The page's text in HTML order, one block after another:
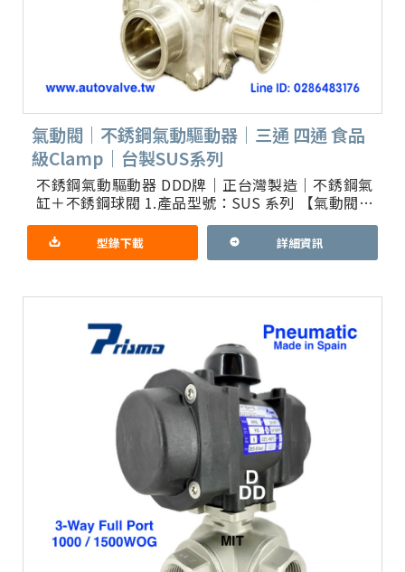
氣動閥｜不銹鋼氣動驅動器｜三通 四通 食品
級Clamp｜台製SUS系列
不銹鋼氣動驅動器 DDD牌｜正台灣製造｜不銹鋼氣
缸＋不銹鋼球閥 1.產品型號：SUS 系列 【氣動閥】
各式不鏽鋼316體 Clamp 3A食品級 二通 三通 四
型錄下載 詳細資訊